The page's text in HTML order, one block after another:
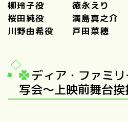
柳玲子役 徳永えり
桜田純役 満島真之介
川野由希役 戸田菜穂
ディア・ファミ
写会～上映前舞台挨